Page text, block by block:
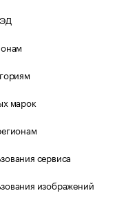
марок
сервиса
изображений